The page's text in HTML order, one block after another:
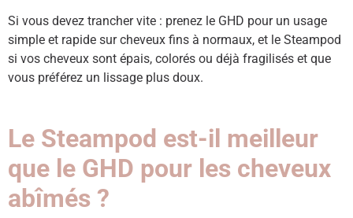
Si vous devez trancher vite : prenez le GHD pour un usage
simple et rapide sur cheveux fins à normaux, et le Steampod
si vos cheveux sont épais, colorés ou déjà fragilisés et que
vous préférez un lissage plus doux.
Le Steampod est-il meilleur
que le GHD pour les cheveux
abîmés ?